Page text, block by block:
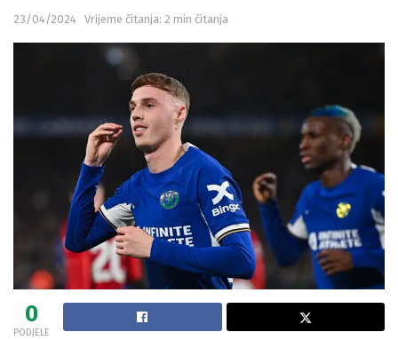
23/04/2024 Vrijeme čitanja: 2 min čitanja
0
PODJELE